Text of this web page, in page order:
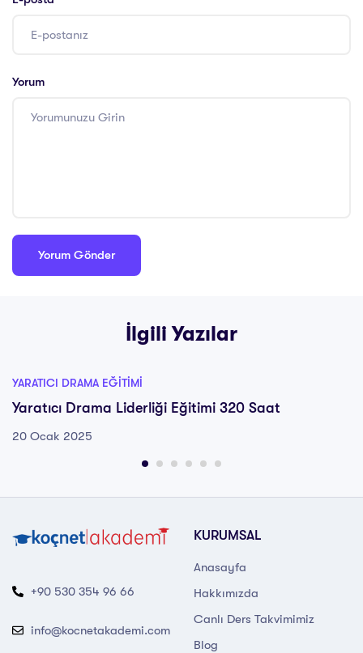
Yorum
İlgili Yazılar
YARATICI DRAMA EĞITIMI
Yaratıcı Drama Liderliği Eğitimi 320 Saat
20 Ocak 2025
+90 530 354 96 66
info@kocnetakademi.com
KURUMSAL
Anasayfa
Hakkımızda
Canlı Ders Takvimimiz
Blog